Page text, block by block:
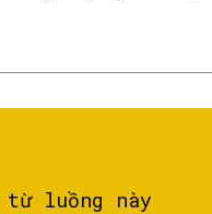
luồng này